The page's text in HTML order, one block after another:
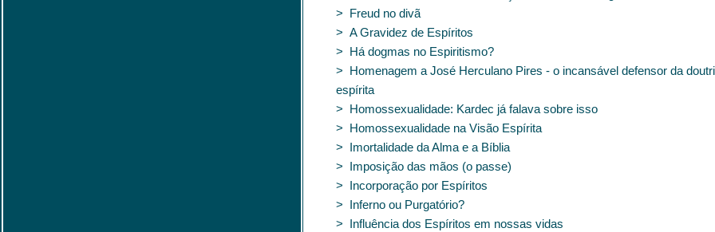
> Freud no divã
> A Gravidez de Espíritos
> Há dogmas no Espiritismo?
> Homenagem a José Herculano Pires - o incansável defensor da
espírita
> Homossexualidade: Kardec já falava sobre isso
> Homossexualidade na Visão Espírita
> Imortalidade da Alma e a Bíblia
> Imposição das mãos (o passe)
> Incorporação por Espíritos
> Inferno ou Purgatório?
> Influência dos Espíritos em nossas vidas